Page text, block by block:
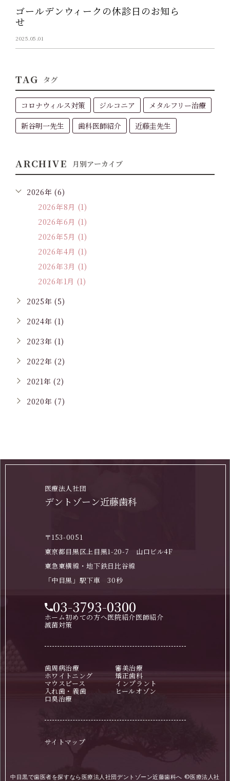
ゴールデンウィークの休診日のお知ら
せ
2025.05.01
TAG タグ
コロナウィルス対策 ジルコニア
メタルフリー治療
新谷明一先生
歯科医師紹介 近藤圭先生
ARCHIVE 月別アーカイブ
2026年 (6)
2026年8月 (1)
2026年6月 (1)
2026年5月 (1)
2026年4月 (1)
2026年3月 (1)
2026年1月 (1)
2025年 (5)
2024年 (1)
2023年 (1)
2022年 (2)
2021年 (2)
2020年 (7)
医療法人社団
デントゾーン近藤歯科
〒153-0051
東京都目黒区上目黒1-20-7 山口ビル4F
東急東横線・地下鉄日比谷線
「中目黒」駅下車 30秒
03-3793-0300
ホーム初めての方へ医院紹介医師紹介
滅菌対策
歯周病治療 審美治療
ホワイトニング 矯正歯科
マウスピース インプラント
入れ歯・義歯 ヒールオゾン
口臭治療
サイトマップ
中目黒で歯医者を探すなら医療法人社団デントゾーン近藤歯科へ ©医療法人社